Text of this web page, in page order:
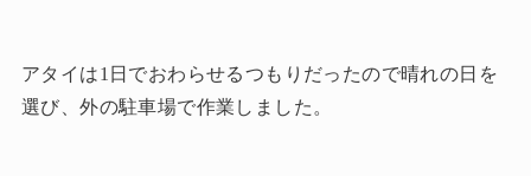
アタイは1日でおわらせるつもりだったので晴れの日を
選び、外の駐車場で作業しました。